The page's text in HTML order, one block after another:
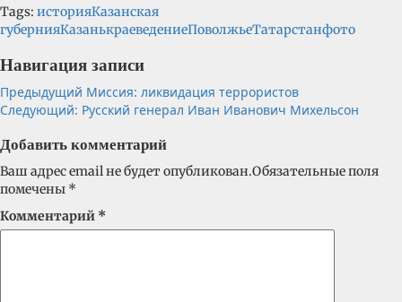
Tags: историяКазанская
губернияКазанькраеведениеПоволжьеТатарстанфото
Навигация записи
Предыдущий Миссия: ликвидация террористов
Следующий: Русский генерал Иван Иванович Михельсон
Добавить комментарий
Ваш адрес email не будет опубликован.Обязательные поля
помечены *
Комментарий *